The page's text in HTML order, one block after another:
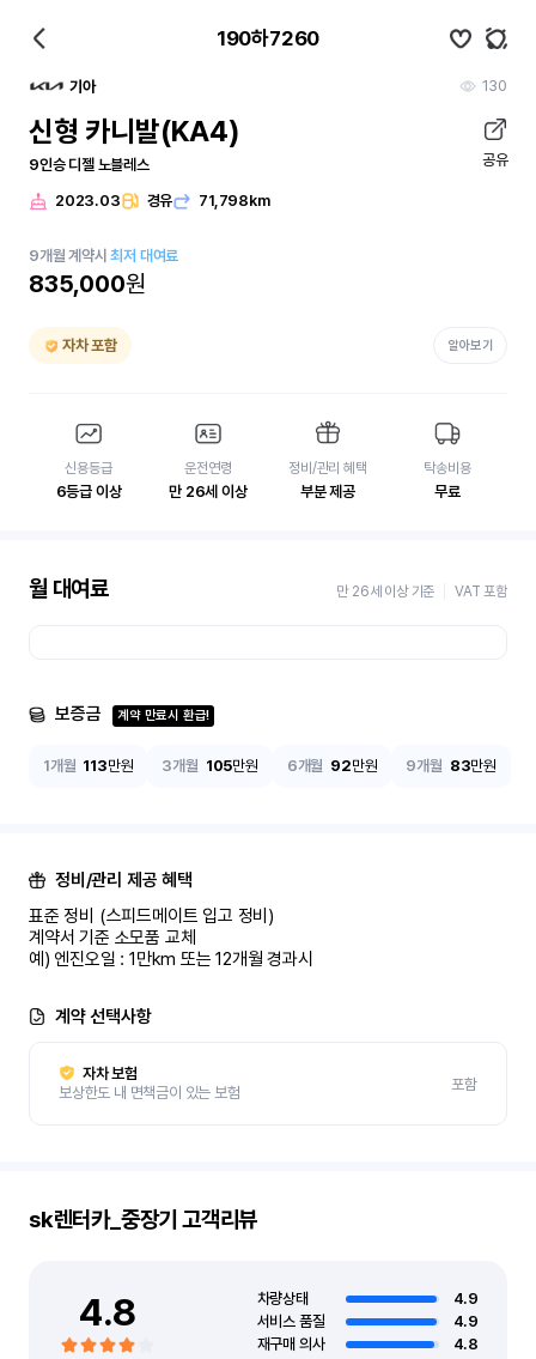
190하7260
기아 130
신형 카니발(KA4)
9인승 디젤 노블레스 공유
2023.03 경유 71,798km
9개월 계약시최저 대여료
835,000원
자차 포함 알아보기
신용등급
6등급 이상
운전연령
만 26세 이상
정비/관리 혜택
부분 제공
탁송비용
무료
월 대여료 만 26세 이상 기준 VAT 포함
보증금 계약 만료시 환급!
1개월 113만원 3개월 105만원 6개월 92만원 9개월 83만원
정비/관리 제공 혜택
표준 정비 (스피드메이트 입고 정비)
계약서 기준 소모품 교체
예) 엔진오일 : 1만km 또는 12개월 경과시
계약 선택사항
자차 보험
보상한도 내 면책금이 있는 보험
포함
sk렌터카_중장기 고객리뷰
4.8 차량상태
4.9
서비스 품질
4.9
재구매 의사
4.8